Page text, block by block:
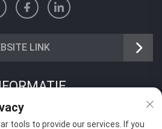
LINK
nieuwsbrief te ontvangen
tools to provide our services. If you